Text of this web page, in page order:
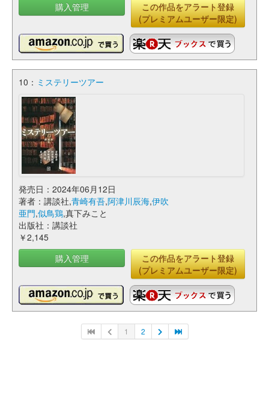
購入管理
この作品をアラート登録
(プレミアムユーザー限定)
10： ミステリーツアー
発売日：2024年06月12日
著者：講談社,青崎有吾,阿津川辰海,伊吹
亜門,似鳥鶏,真下みこと
出版社：講談社
￥2,145
購入管理
この作品をアラート登録
(プレミアムユーザー限定)
1 2